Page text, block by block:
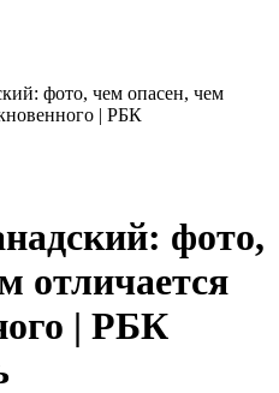
фото, чем опасен, чем
| РБК
фото,
отличается
| РБК